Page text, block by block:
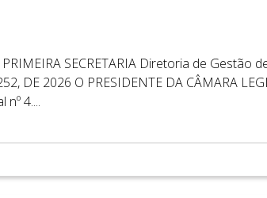
​PRIMEIRA SECRETARIA Diretoria de
DE 2026 O PRESIDENTE DA CÂMARA
4....